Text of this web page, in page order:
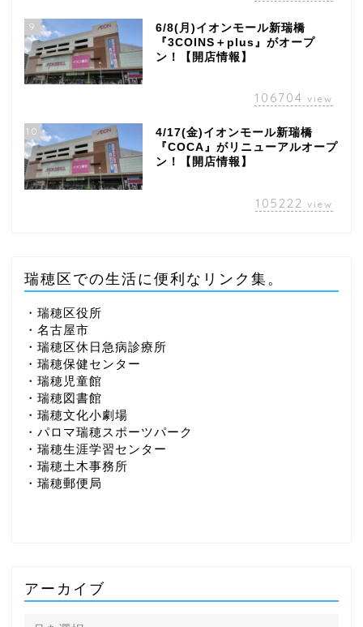
9
6/8(月)イオンモール新瑞橋
『3COINS＋plus』がオープ
ン！【開店情報】
106704 view
10
4/17(金)イオンモール新瑞橋
『COCA』がリニューアルオープ
ン！【開店情報】
105222 view
瑞穂区での生活に便利なリンク集。
・瑞穂区役所
・名古屋市
・瑞穂区休日急病診療所
・瑞穂保健センター
・瑞穂児童館
・瑞穂図書館
・瑞穂文化小劇場
・パロマ瑞穂スポーツパーク
・瑞穂生涯学習センター
・瑞穂土木事務所
・瑞穂郵便局
アーカイブ